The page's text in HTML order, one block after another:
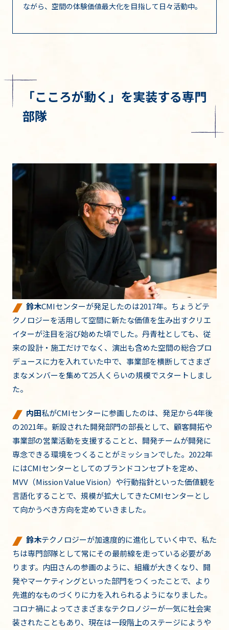
ながら、空間の体験価値最大化を目指して日々活動中。
「こころが動く」を実装する専門
部隊
鈴木CMIセンターが発足したのは2017年。ちょうどテ
クノロジーを活用して空間に新たな価値を生み出すクリエ
イターが注目を浴び始めた頃でした。丹青社としても、従
来の設計・施工だけでなく、演出も含めた空間の総合プロ
デュースに力を入れていた中で、事業部を横断してさまざ
まなメンバーを集めて25人くらいの規模でスタートしまし
た。
内田私がCMIセンターに参画したのは、発足から4年後
の2021年。新設された開発部門の部長として、顧客開拓や
事業部の営業活動を支援することと、開発チームが開発に
専念できる環境をつくることがミッションでした。2022年
にはCMIセンターとしてのブランドコンセプトを定め、
MVV（Mission Value Vision）や行動指針といった価値観を
言語化することで、規模が拡大してきたCMIセンターとし
て向かうべき方向を定めていきました。
鈴木テクノロジーが加速度的に進化していく中で、私た
ちは専門部隊として常にその最前線を走っている必要があ
ります。内田さんの参画のように、組織が大きくなり、開
発やマーケティングといった部門をつくったことで、より
先進的なものづくりに力を入れられるようになりました。
コロナ禍によってさまざまなテクロノジーが一気に社会実
装されたこともあり、現在は一段階上のステージにようや